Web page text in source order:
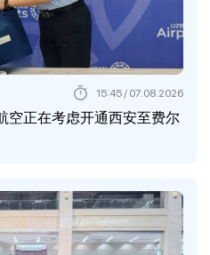
空正在考虑开通西安至费尔
15:45 / 07.08.2026